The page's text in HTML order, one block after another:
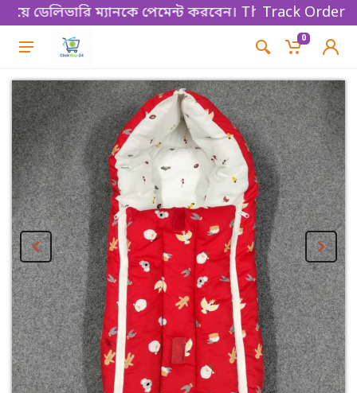
ডেলিভারি ম্যানকে পেমেন্ট করবেন। Thanks forTrack Order
0